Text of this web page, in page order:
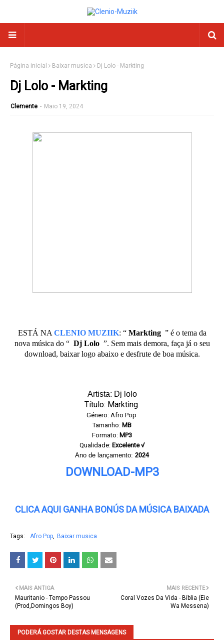
Página inicial Baixar musica Dj Lolo - Markting
Dj Lolo - Markting
Clemente - Maio 19, 2024
ESTÁ NA CLENIO MUZIIK: “Markting ” é o tema da
nova música do “Dj Lolo ”. Sem mais demora, faça já o seu
download, baixar logo abaixo e desfrute de boa música.
Artista: Dj lolo
Título: Markting
Género: Afro Pop
Tamanho: MB
Formato: MP3
Qualidade: Excelente √
Ano de lançamento: 2024
DOWNLOAD-MP3
CLICA AQUI GANHA BONÚS DA MÚSICA BAIXADA
Tags: Afro Pop Baixar musica
MAIS RECENTE
Coral Vozes Da Vida - Bíblia (Eie
Wa Messena)
MAIS ANTIGA
Mauritanio - Tempo Passou
(Prod,Domingos Boy)
PODERÁ GOSTAR DESTAS MENSAGENS